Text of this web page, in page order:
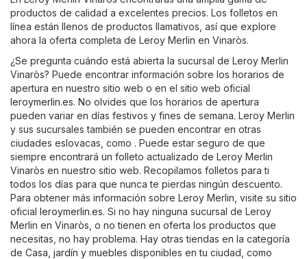
productos de calidad a excelentes precios. Los folletos en
línea están llenos de productos llamativos, así que explore
ahora la oferta completa de Leroy Merlin en Vinaròs.
¿Se pregunta cuándo está abierta la sucursal de Leroy Merlin
Vinaròs? Puede encontrar información sobre los horarios de
apertura en nuestro sitio web o en el sitio web oficial
leroymerlin.es. No olvides que los horarios de apertura
pueden variar en días festivos y fines de semana. Leroy Merlin
y sus sucursales también se pueden encontrar en otras
ciudades eslovacas, como . Puede estar seguro de que
siempre encontrará un folleto actualizado de Leroy Merlin
Vinaròs en nuestro sitio web. Recopilamos folletos para ti
todos los días para que nunca te pierdas ningún descuento.
Para obtener más información sobre Leroy Merlin, visite su sitio
oficial leroymerlin.es. Si no hay ninguna sucursal de Leroy
Merlin en Vinaròs, o no tienen en oferta los productos que
necesitas, no hay problema. Hay otras tiendas en la categoría
de Casa, jardín y muebles disponibles en tu ciudad, como